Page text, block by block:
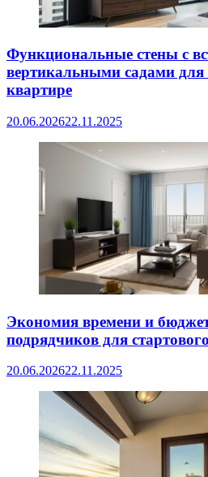
Функциональные стены с
вертикальными садами для
квартире
20.06.202622.11.2025
Экономия времени и
подрядчиков для
20.06.202622.11.2025